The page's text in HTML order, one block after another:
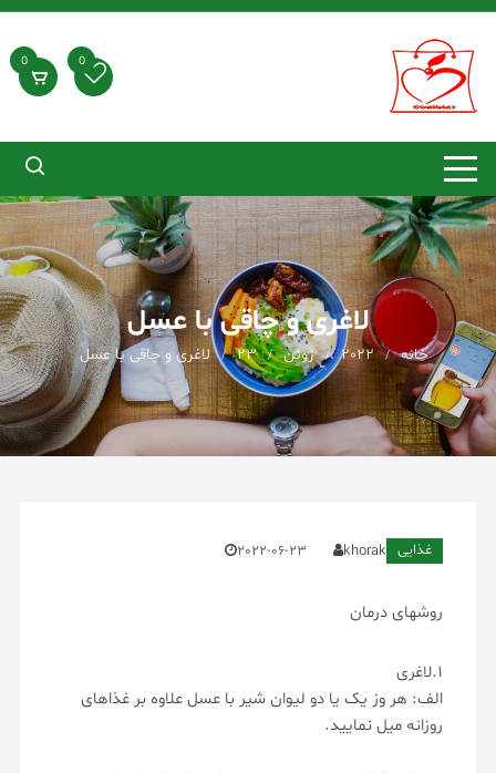
رد
محتوا
0
0
لاغری و چاقی با عسل
خانه 2022 ژوئن 23 لاغری و چاقی با عسل
غذایی khorak
2022-06-23
روشهای درمان
1.لاغری
الف: هر وز یک یا دو لیوان شیر با عسل علاوه بر غذاهای
روزانه میل نمایید.